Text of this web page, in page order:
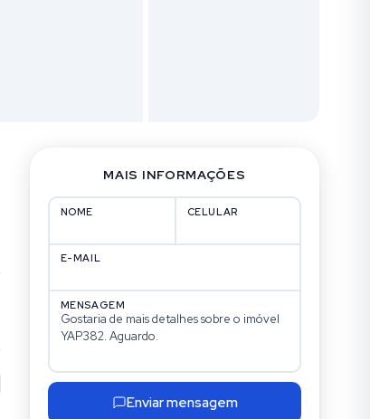
MAIS INFORMAÇÕES
NOME CELULAR
E-MAIL
MENSAGEM
Enviar mensagem